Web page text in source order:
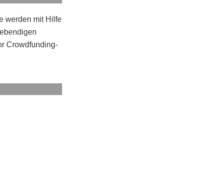
werden mit Hilfe
Crowdfunding-